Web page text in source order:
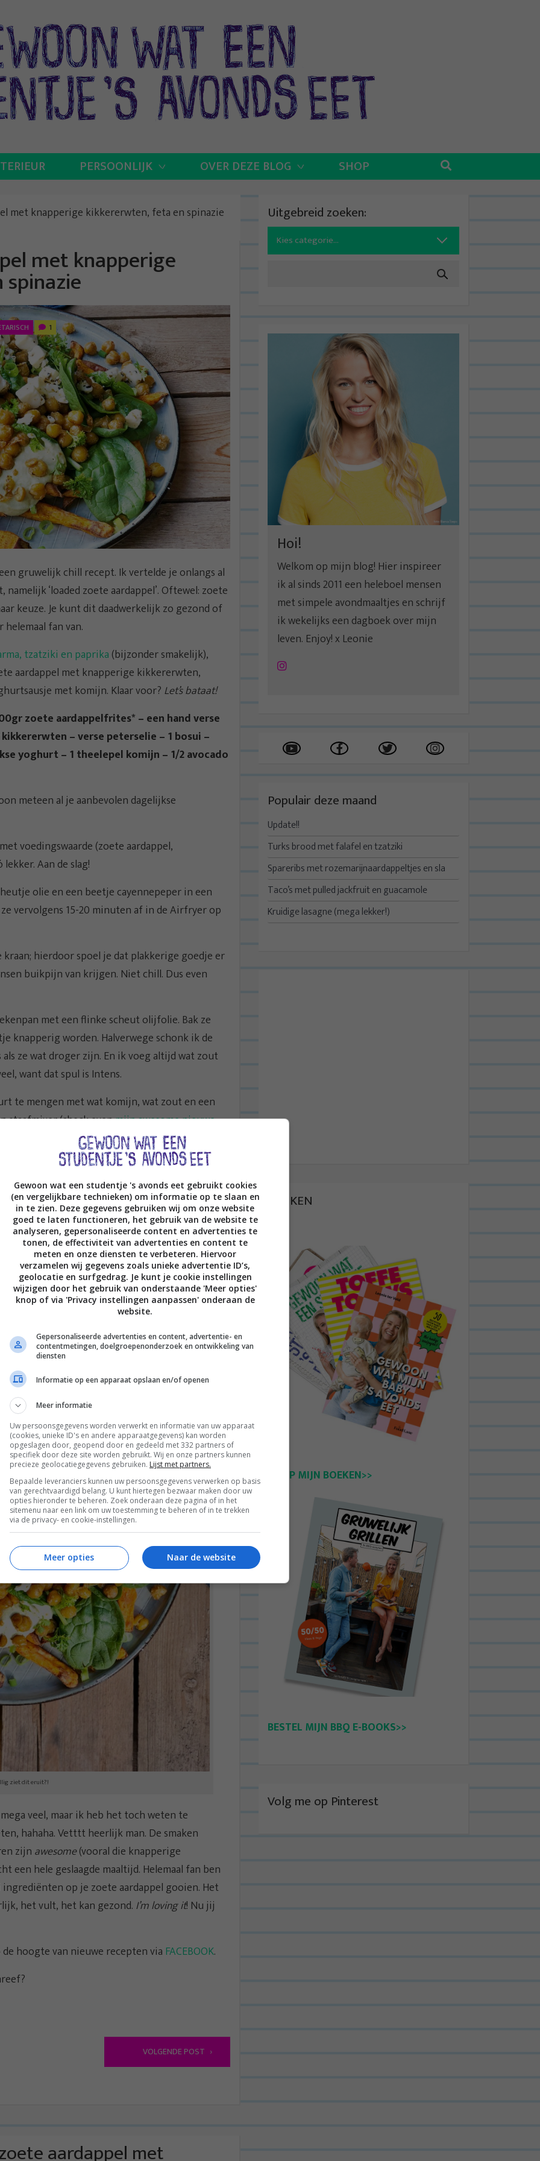
PERSOONLIJK OVER DEZE BLOG SHOP
met knapperige kikkererwten, feta en spinazie
met knapperige
1
gruwelijk chill recept. Ik vertelde je onlangs al
‘loaded zoete aardappel’. Oftewel: zoete
keuze. Je kunt dit daadwerkelijk zo gezond of
fan van.
tzatziki en paprika (bijzonder smakelijk),
aardappel met knapperige kikkererwten,
met komijn. Klaar voor?Let’s bataat!
zoete aardappelfrites* – een hand verse
– verse peterselie – 1 bosui –
yoghurt – 1 theelepel komijn – 1/2 avocado
meteen al je aanbevolen dagelijkse
voedingswaarde (zoete aardappel,
Aan de slag!
olie en een beetje cayennepeper in een
vervolgens 15-20 minuten af in de Airfryer op
hierdoor spoel je dat plakkerige goedje er
buikpijn van krijgen. Niet chill. Dus even
met een flinke scheut olijfolie. Bak ze
knapperig worden. Halverwege schonk ik de
ze wat droger zijn. En ik voeg altijd wat zout
want dat spul is Intens.
te mengen met wat komijn, wat zout en een
staafmixer (check evenmijn awesome nieuwe
is), of prak de avocado gewoon fijn
groot bord, drapeer daar wat spinazie over. Doe
(in ringetjes), wat verse peterselie en wat feta
Eet smakelijk!
ziet dit eruit?!
veel, maar ik heb het toch weten te
hahaha. Vetttt heerlijk man. De smaken
zijn awesome(vooral die knapperige
een hele geslaagde maaltijd. Helemaal fan ben
op je zoete aardappel gooien. Het
het vult, het kan gezond. I’m loving it! Nu jij
hoogte van nieuwe recepten via FACEBOOK.
VOLGENDE POST
aardappel met
Uitgebreid zoeken:
Search
for:
Hoi!
Welkom op mijn blog! Hier inspireer
ik al sinds 2011 een heleboel mensen
met simpele avondmaaltjes en schrijf
ik wekelijks een dagboek over mijn
leven. Enjoy! x Leonie
Instagram
Populair deze maand
Update!!
Turks brood met falafel en tzatziki
Spareribs met rozemarijnaardappeltjes en sla
Taco’s met pulled jackfruit en guacamole
Kruidige lasagne (mega lekker!)
BOEKEN
KOOP MIJN BOEKEN>>
BESTEL MIJN BBQ E-BOOKS>>
Volg me op Pinterest
Gewoon wat een studentje 's avonds eet gebruikt cookies
(en vergelijkbare technieken) om informatie op te slaan en
in te zien. Deze gegevens gebruiken wij om onze website
goed te laten functioneren, het gebruik van de website te
analyseren, gepersonaliseerde content en advertenties te
tonen, de effectiviteit van advertenties en content te
meten en onze diensten te verbeteren. Hiervoor
verzamelen wij gegevens zoals unieke advertentie ID’s,
geolocatie en surfgedrag. Je kunt je cookie instellingen
wijzigen door het gebruik van onderstaande 'Meer opties'
knop of via 'Privacy instellingen aanpassen' onderaan de
website.
Gepersonaliseerde advertenties en content, advertentie- en
contentmetingen, doelgroepenonderzoek en ontwikkeling van
diensten
Informatie op een apparaat opslaan en/of openen
Meer informatie
Uw persoonsgegevens worden verwerkt en informatie van uw apparaat
(cookies, unieke ID's en andere apparaatgegevens) kan worden
opgeslagen door, geopend door en gedeeld met 332 partners of
specifiek door deze site worden gebruikt. Wij en onze partners kunnen
precieze geolocatiegegevens gebruiken. Lijst met partners.
Bepaalde leveranciers kunnen uw persoonsgegevens verwerken op basis
van gerechtvaardigd belang. U kunt hiertegen bezwaar maken door uw
opties hieronder te beheren. Zoek onderaan deze pagina of in het
sitemenu naar een link om uw toestemming te beheren of in te trekken
via de privacy- en cookie-instellingen.
Naar de website
Meer opties